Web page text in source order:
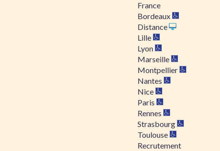
France
Bordeaux
Distance
Lille
Lyon
Marseille
Montpellier
Nantes
Nice
Paris
Rennes
Strasbourg
Toulouse
Recrutement